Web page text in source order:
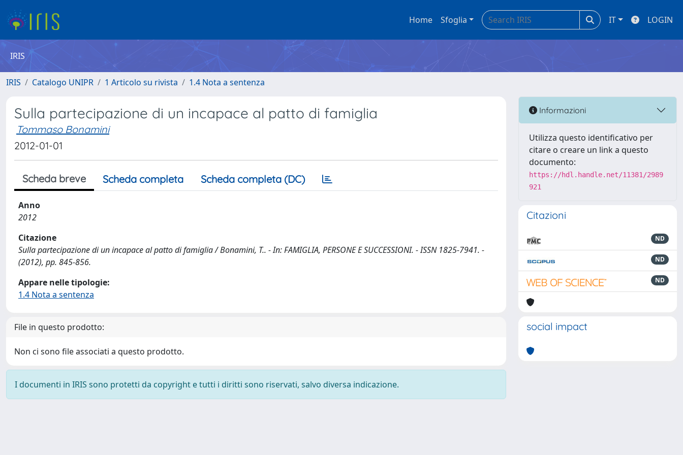
Home Sfoglia IT LOGIN
IRIS
IRIS Catalogo UNIPR 1 Articolo su rivista 1.4 Nota a sentenza
Sulla partecipazione di un incapace al patto di famiglia
Tommaso Bonamini
2012-01-01
Scheda breve Scheda completa Scheda completa (DC)
Anno
2012
Citazione
Sulla partecipazione di un incapace al patto di famiglia / Bonamini, T.. - In: FAMIGLIA, PERSONE E SUCCESSIONI. - ISSN 1825-7941. -
(2012), pp. 845-856.
Appare nelle tipologie:
1.4 Nota a sentenza
File in questo prodotto:
Non ci sono file associati a questo prodotto.
I documenti in IRIS sono protetti da copyright e tutti i diritti sono riservati, salvo diversa indicazione.
Informazioni
Utilizza questo identificativo per
citare o creare un link a questo
documento:
https://hdl.handle.net/11381/2989
921
Citazioni
ND
ND
ND
social impact